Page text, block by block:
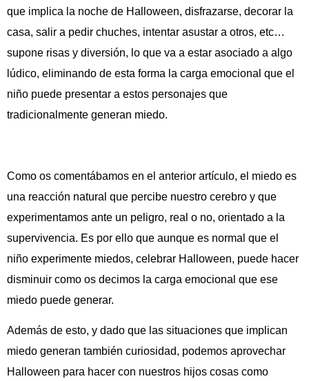
que implica la noche de Halloween, disfrazarse, decorar la
casa, salir a pedir chuches, intentar asustar a otros, etc…
supone risas y diversión, lo que va a estar asociado a algo
lúdico, eliminando de esta forma la carga emocional que el
niño puede presentar a estos personajes que
tradicionalmente generan miedo.
Como os comentábamos en el anterior artículo, el miedo es
una reacción natural que percibe nuestro cerebro y que
experimentamos ante un peligro, real o no, orientado a la
supervivencia. Es por ello que aunque es normal que el
niño experimente miedos, celebrar Halloween, puede hacer
disminuir como os decimos la carga emocional que ese
miedo puede generar.
Además de esto, y dado que las situaciones que implican
miedo generan también curiosidad, podemos aprovechar
Halloween para hacer con nuestros hijos cosas como